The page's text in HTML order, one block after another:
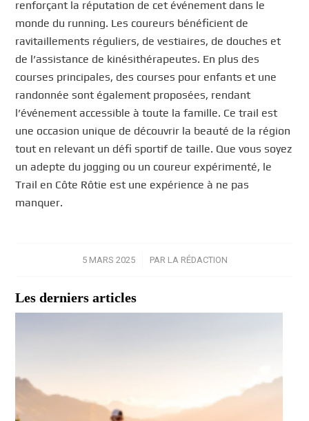
renforçant la réputation de cet événement dans le
monde du running. Les coureurs bénéficient de
ravitaillements réguliers, de vestiaires, de douches et
de l’assistance de kinésithérapeutes. En plus des
courses principales, des courses pour enfants et une
randonnée sont également proposées, rendant
l’événement accessible à toute la famille. Ce trail est
une occasion unique de découvrir la beauté de la région
tout en relevant un défi sportif de taille. Que vous soyez
un adepte du jogging ou un coureur expérimenté, le
Trail en Côte Rôtie est une expérience à ne pas
manquer.
5 MARS 2025
/ PAR LA RÉDACTION
Les derniers articles